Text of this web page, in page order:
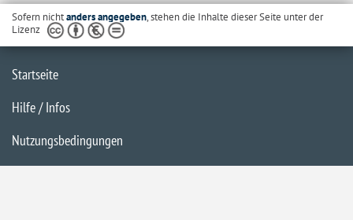
Sofern nichtanders angegeben, stehen die Inhalte dieser Seite unter der
Lizenz
Startseite
Hilfe / Infos
Nutzungsbedingungen